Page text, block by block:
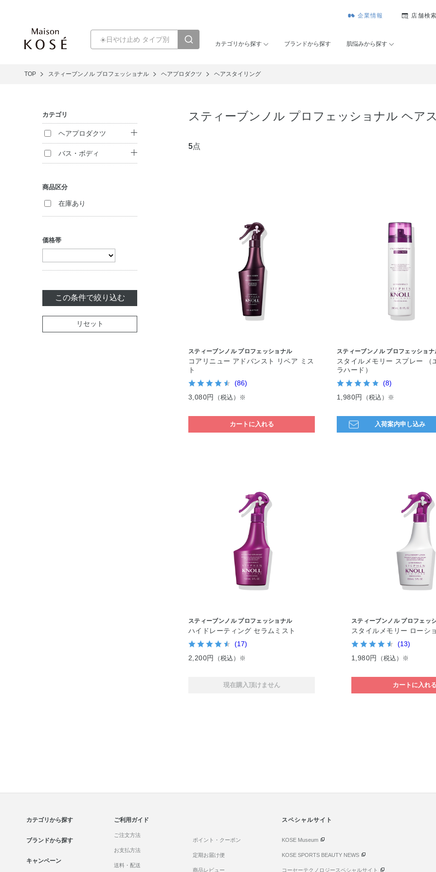
企業情報 店舗検索
カテゴリから探す ブランドから探す 肌悩みから探す
TOP スティーブンノル プロフェッショナル ヘアプロダクツ ヘアスタイリング
スティーブンノル プロフェッショナル ヘア
カテゴリ
ヘアプロダクツ
シャンプー
トリートメント
ヘアスタイリング
ヘアカラー
セット商品
バス・ボディ
商品区分
在庫あり
価格帯
この条件で絞り込む
リセット
5点
スティーブンノル プロフェッショナル
コアリニュー アドバンスト リペア ミス
ト
(86)
3,080円
（税込）※
カートに入れる
スティーブンノル プロフェッショナ
スタイルメモリー スプレー （
ラハード）
(8)
1,980円
（税込）※
入荷案内申し込み
スティーブンノル プロフェッショナル
ハイドレーティング セラムミスト
(17)
2,200円
（税込）※
現在購入頂けません
スティーブンノル プロフェッ
スタイルメモリー ローシ
(13)
1,980円
（税込）※
カートに入れる
カテゴリから探す
ブランドから探す
キャンペーン
ご利用ガイド
ご注文方法
お支払方法
送料・配送
ポイント・クーポン
定期お届け便
商品レビュー
スペシャルサイト
KOSE Museum
KOSE SPORTS BEAUTY NEWS
コーセーテクノロジースペシャルサイト